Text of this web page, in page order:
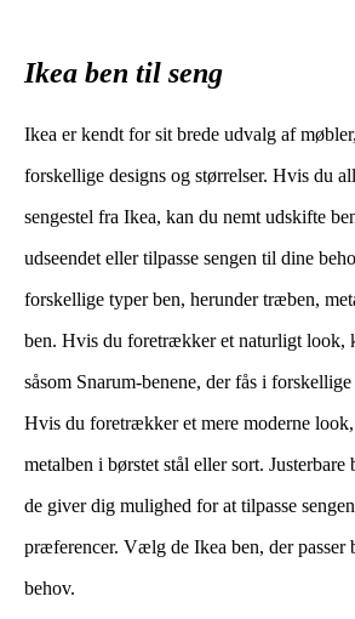
Ikea ben til seng
Ikea er kendt for sit brede udvalg af
forskellige designs og størrelser. Hvis du
sengestel fra Ikea, kan du nemt udskifte
udseendet eller tilpasse sengen til dine
forskellige typer ben, herunder træben,
ben. Hvis du foretrækker et naturligt look,
såsom Snarum-benene, der fås i
Hvis du foretrækker et mere moderne
metalben i børstet stål eller sort. Justerbare
de giver dig mulighed for at tilpasse
præferencer. Vælg de Ikea ben, der passer
behov.